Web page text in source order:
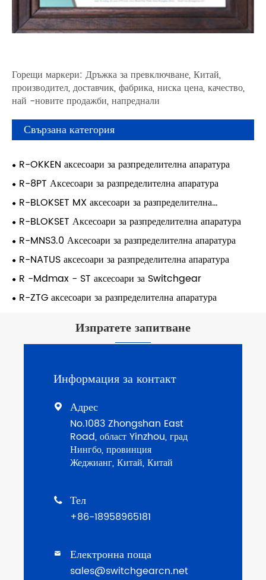
Горещи маркери: Дръжка за превключване, Китай,
производител, доставчик, фабрика, ниска цена, качество,
най -новите продажби, напреднали
Свързана категория
R-OKKEN аксесоари за разпределителна апаратура
R-8PT Аксесоари за разпределителна апаратура
R-BLOKSET MX аксесоари за разпределителна
апаратура
R-BLOKSET Аксесоари за разпределителна апаратура
R-MNS3.0 Аксесоари за разпределителна апаратура
R-NATUS аксесоари за разпределителна апаратура
R -Mdmax - ST аксесоари за Switchgear
R-ZTG аксесоари за разпределителна апаратура
Изпратете запитване
Информация за контакт
 Адрес
No.1083 Zhongshan East
Road, област Yinzhou, град
Нингбо, провинция
Жеджианг, Китай, Китай
 Тел
+86-18958965181
 Електронна поща
sales@switchgearcn.net